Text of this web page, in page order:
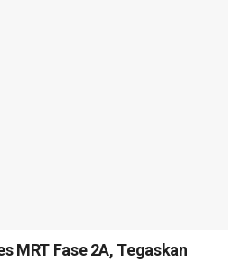
MRT Fase 2A, Tegaskan